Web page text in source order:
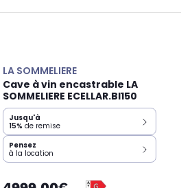
LA SOMMELIERE
Cave à vin encastrable LA
SOMMELIERE ECELLAR.BI150
Jusqu'à
15% de remise
Pensez
à la location